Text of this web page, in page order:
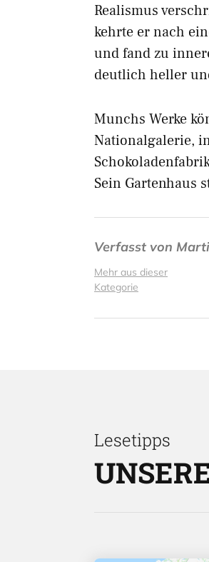
Realismus
kehrte er nach
und fand zu
deutlich heller
Munchs Werke
Nationalgalerie,
Sein Gartenhaus
Verfasst von
Mehr aus dieser
Kategorie
Lesetipps